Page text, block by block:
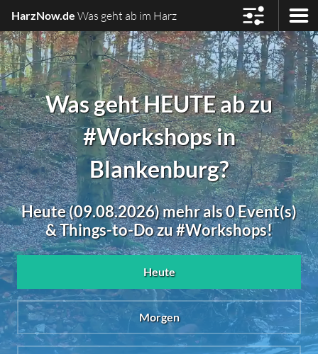
HarzNow.de Was geht ab im Harz
Was geht HEUTE ab zu
#Workshops in
Blankenburg?
Heute (09.08.2026) mehr als 0 Event(s)
& Things-to-Do zu #Workshops!
Heute
Morgen